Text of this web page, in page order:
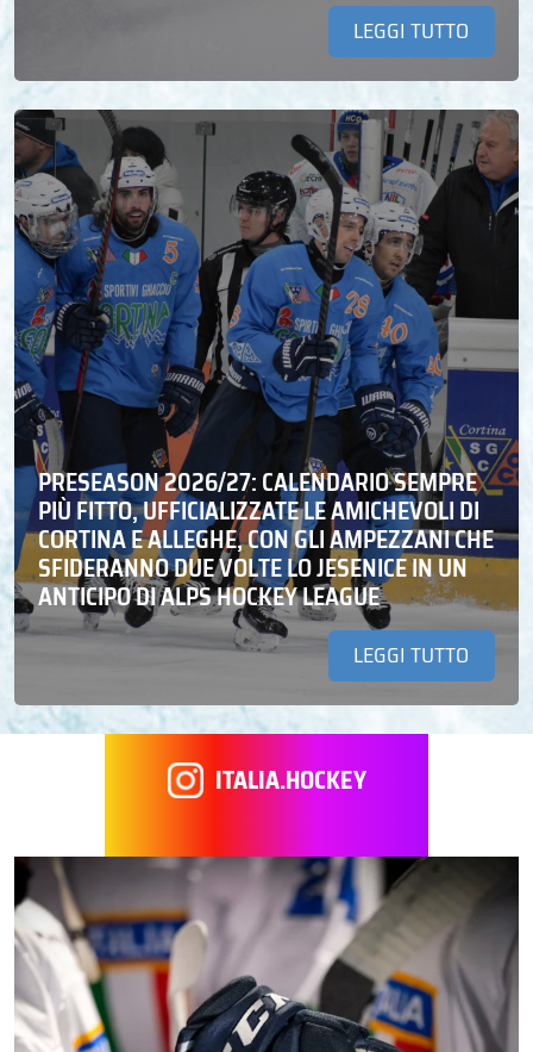
LEGGI TUTTO
PRESEASON 2026/27: CALENDARIO SEMPRE
PIÙ FITTO, UFFICIALIZZATE LE AMICHEVOLI DI
CORTINA E ALLEGHE, CON GLI AMPEZZANI CHE
SFIDERANNO DUE VOLTE LO JESENICE IN UN
ANTICIPO DI ALPS HOCKEY LEAGUE
LEGGI TUTTO
ITALIA.HOCKEY